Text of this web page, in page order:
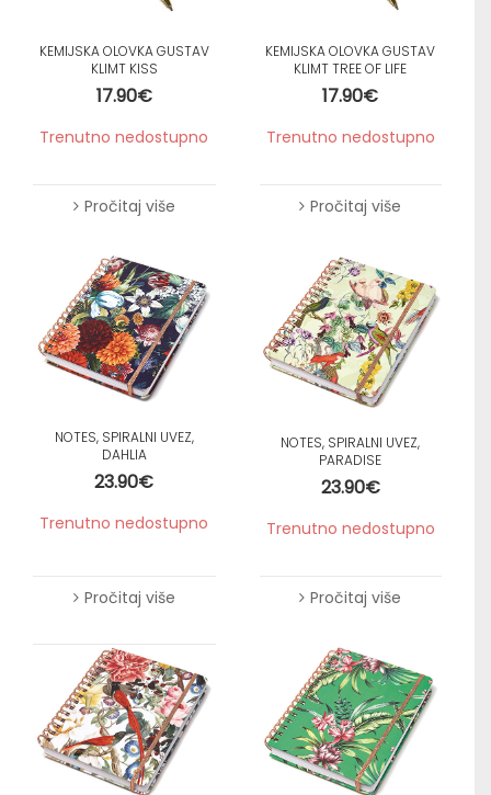
KEMIJSKA OLOVKA GUSTAV
KLIMT KISS
17.90€
Trenutno nedostupno
Pročitaj više
KEMIJSKA OLOVKA GUSTAV
KLIMT TREE OF LIFE
17.90€
Trenutno nedostupno
Pročitaj više
NOTES, SPIRALNI UVEZ,
DAHLIA
23.90€
Trenutno nedostupno
Pročitaj više
NOTES, SPIRALNI UVEZ,
PARADISE
23.90€
Trenutno nedostupno
Pročitaj više